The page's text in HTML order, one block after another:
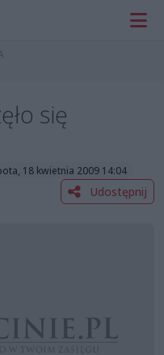
się
18 kwietnia 2009 14:04
Udostępnij